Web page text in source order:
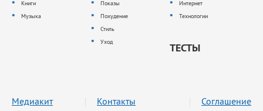
Книги
Музыка
Показы
Похудение
Стиль
Уход
Интернет
Технологии
ТЕСТЫ
Медиакит Контакты Соглашение